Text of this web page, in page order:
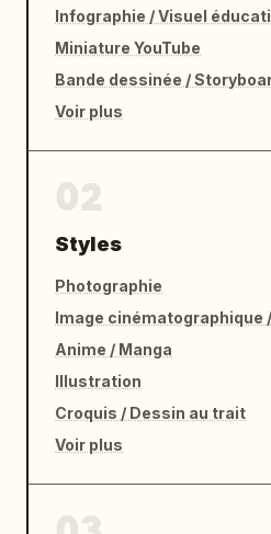
Infographie / Visuel
Miniature YouTube
Bande dessinée /
Voir plus
Styles
Photographie
Anime / Manga
Illustration
Croquis / Dessin au trait
Voir plus